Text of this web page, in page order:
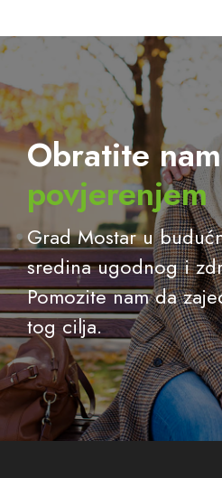
Obratite
povjerenjem
Grad Mostar u
sredina ugodnog i
Pomozite nam da
tog cilja.